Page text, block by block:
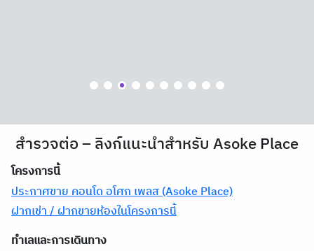
สำรวจต่อ – ลิงก์แนะนำสำหรับ Asoke Place
โครงการนี้
ประกาศขาย คอนโด อโศก เพลส (Asoke Place)
ฝากเช่า / ฝากขายห้องในโครงการนี้
ทำเลและการเดินทาง